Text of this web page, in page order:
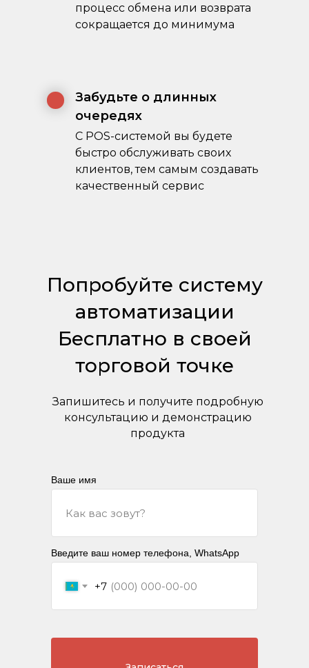
процесс обмена или возврата
сокращается до минимума
С POS-системой вы будете
быстро обслуживать своих
клиентов, тем самым создавать
качественный сервис
Забудьте о длинных
очередях
Попробуйте систему
автоматизации
Бесплатно в своей
торговой точке
Запишитесь и получите подробную
консультацию и демонстрацию
продукта
Ваше имя
Введите ваш номер телефона, WhatsApp
+7